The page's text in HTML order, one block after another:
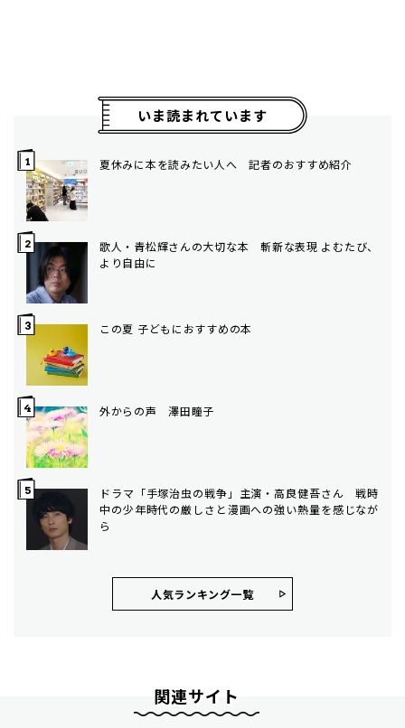
いま読まれています
夏休みに本を読みたい人へ 記者のおすすめ紹介
歌人・青松輝さんの大切な本 斬新な表現 よむたび、
より自由に
この夏 子どもにおすすめの本
外からの声 澤田瞳子
ドラマ「手塚治虫の戦争」主演・高良健吾さん 戦時
中の少年時代の厳しさと漫画への強い熱量を感じなが
ら
人気ランキング⼀覧
関連サイト